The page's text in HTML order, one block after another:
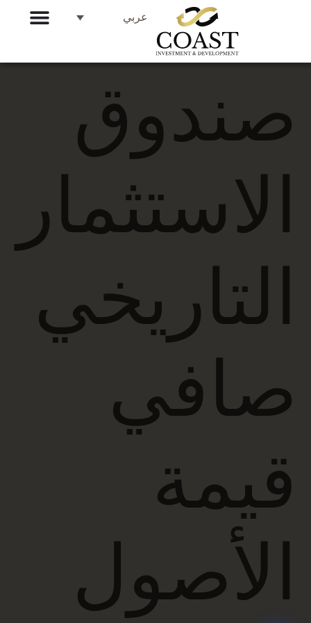
عربي
صندوق
الاستثمار
التاريخي
صافي
قيمة
الأصول